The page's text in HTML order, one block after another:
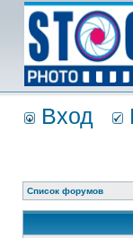
Вход
Список форумов